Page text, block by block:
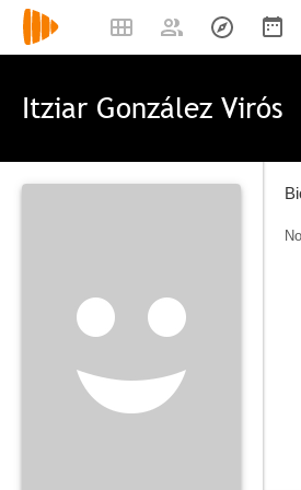
Itziar González Virós